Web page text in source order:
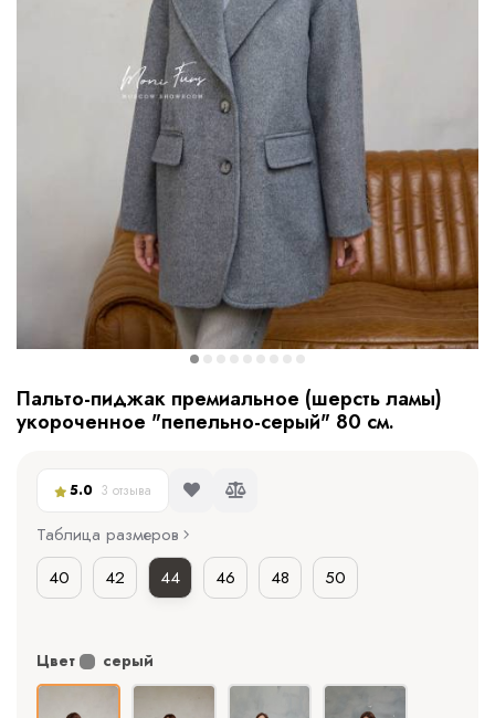
Пальто-пиджак премиальное (шерсть ламы)
укороченное "пепельно-серый" 80 см.
5.0 3 отзыва
Таблица размеров
40
42 44 46 48 50
Цвет серый